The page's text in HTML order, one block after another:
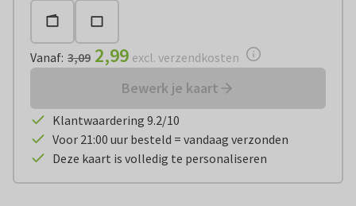
Vanaf: 3,09 2,99 excl. verzendkosten
Bewerk je kaart
Klantwaardering 9.2/10
Voor 21:00 uur besteld = vandaag verzonden
Deze kaart is volledig te personaliseren